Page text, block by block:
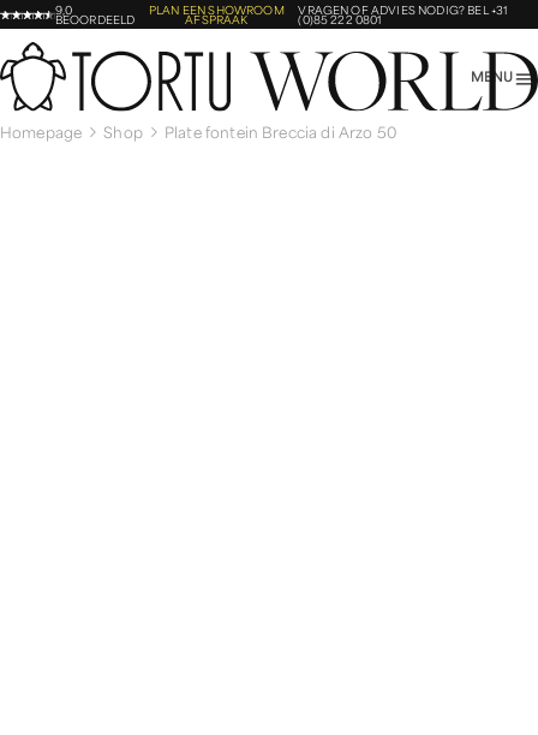
9,0
BEOORDEELD
PLAN EEN SHOWROOM
AFSPRAAK
VRAGEN OF ADVIES NODIG? BEL +31
(0)85 222 0801
MENU
Homepage Shop Plate fontein Breccia di Arzo 50